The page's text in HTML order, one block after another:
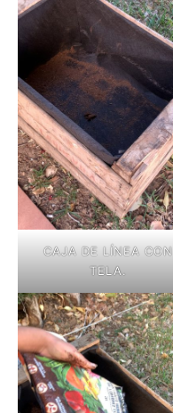
CAJA DE LÍNEA CON
TELA.